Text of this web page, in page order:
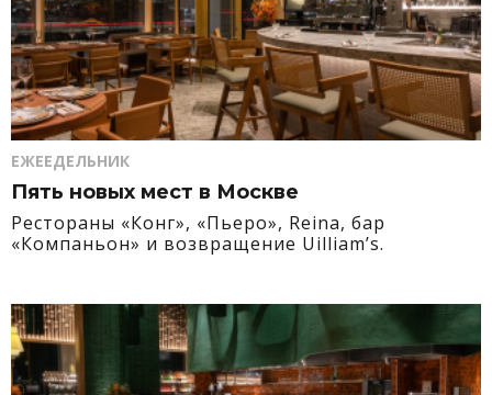
ЕЖЕЕДЕЛЬНИК
Пять новых мест в Москве
Рестораны «Конг», «Пьеро», Reina, бар
«Компаньон» и возвращение Uilliam’s.